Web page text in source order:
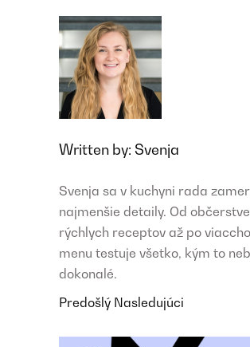
Written by: Svenja
Svenja sa v kuchyni rada
najmenšie detaily. Od
rýchlych receptov až po
menu testuje všetko, kým to
dokonalé.
Predošlý Nasledujúci